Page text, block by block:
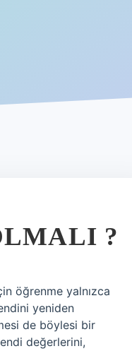
?
öğrenme yalnızca
yeniden
de böylesi bir
değerlerini,